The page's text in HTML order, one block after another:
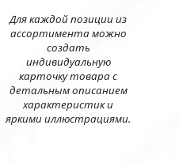
Для каждой позиции из
ассортимента можно
создать
индивидуальную
карточку товара с
детальным описанием
характеристик и
яркими иллюстрациями.